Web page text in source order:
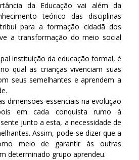
da Educação vai além da
teórico das disciplinas
para a formação cidadã dos
a transformação do meio social
instituição da educação formal, é
qual as crianças vivenciam suas
seus semelhantes e aprendem a
dimensões essenciais na evolução
em cada conquista rumo à
junto a esta, a necessidade de
Assim, pode-se dizer que a
meio de garantir às outras
determinado grupo aprendeu.